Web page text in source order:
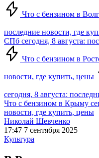
Что с бензином в
последние новости, где
СПб сегодня, 8 августа:
Что с бензином в
новости, где купить, цены
сегодня, 8 августа:
Что с бензином в Крыму
новости, где купить, цены
Николай Шевченко
17:47 7 сентября 2025
Культура